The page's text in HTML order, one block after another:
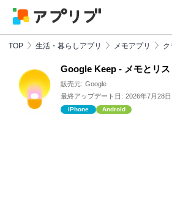
TOP 生活・暮らしアプリ メモアプリ ク
Google Keep - メモとリス
販売元: Google
最終アップデート日: 2026年7月28日
iPhone Android